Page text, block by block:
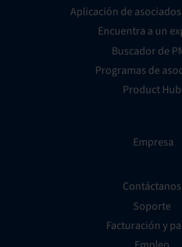
Aplicación de
Encuentra a un
Buscador de
Programas de
Product Hub
Empresa
Contáctanos
Soporte
Facturación y